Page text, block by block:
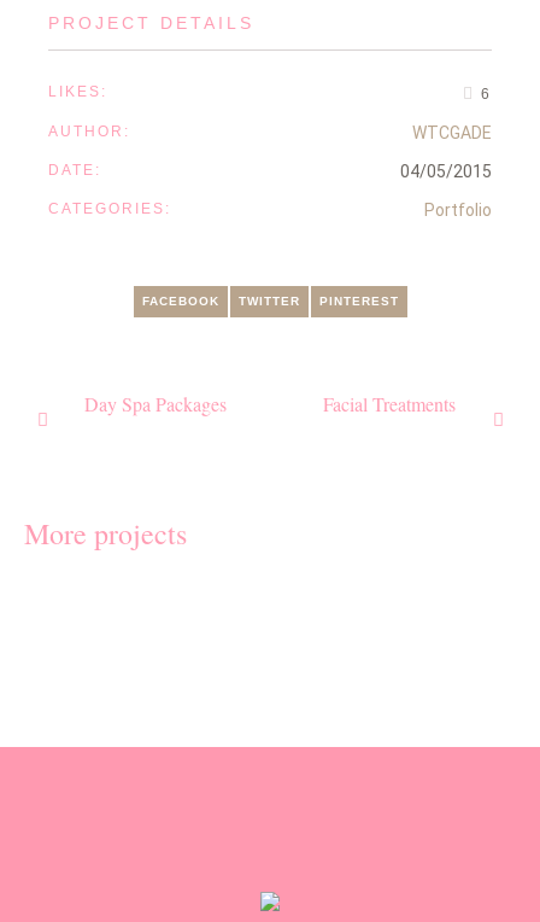
PROJECT DETAILS
LIKES: 6
AUTHOR: WTCGADE
DATE: 04/05/2015
CATEGORIES: Portfolio
FACEBOOK TWITTER PINTEREST
Day Spa Packages Facial Treatments
More projects